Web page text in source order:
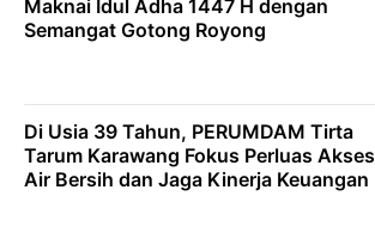
Maknai Idul Adha 1447 H dengan
Semangat Gotong Royong
Di Usia 39 Tahun, PERUMDAM Tirta
Tarum Karawang Fokus Perluas Akses
Air Bersih dan Jaga Kinerja Keuangan